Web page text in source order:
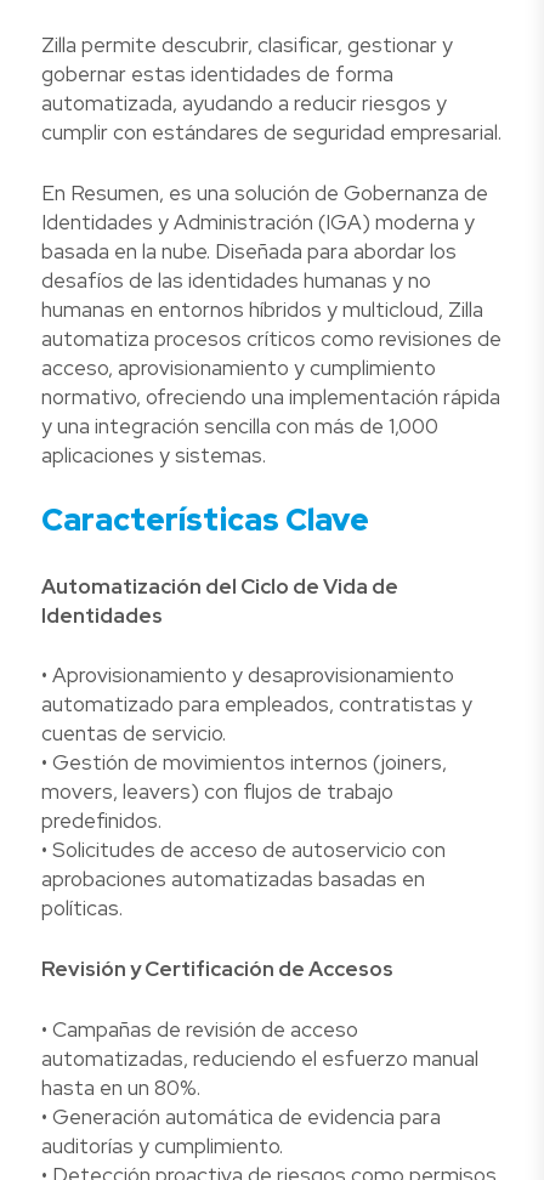
Zilla permite descubrir, clasificar, gestionar y
gobernar estas identidades de forma
automatizada, ayudando a reducir riesgos y
cumplir con estándares de seguridad empresarial.
En Resumen, es una solución de Gobernanza de
Identidades y Administración (IGA) moderna y
basada en la nube. Diseñada para abordar los
desafíos de las identidades humanas y no
humanas en entornos híbridos y multicloud, Zilla
automatiza procesos críticos como revisiones de
acceso, aprovisionamiento y cumplimiento
normativo, ofreciendo una implementación rápida
y una integración sencilla con más de 1,000
aplicaciones y sistemas.
Características Clave
Automatización del Ciclo de Vida de
Identidades
• Aprovisionamiento y desaprovisionamiento
automatizado para empleados, contratistas y
cuentas de servicio.
• Gestión de movimientos internos (joiners,
movers, leavers) con flujos de trabajo
predefinidos.
• Solicitudes de acceso de autoservicio con
aprobaciones automatizadas basadas en
políticas.
Revisión y Certificación de Accesos
• Campañas de revisión de acceso
automatizadas, reduciendo el esfuerzo manual
hasta en un 80%.
• Generación automática de evidencia para
auditorías y cumplimiento.